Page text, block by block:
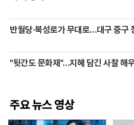
반월당·북성로가 무대로…대구 중구
"뒷간도 문화재"…지혜 담긴 사찰 해
주요 뉴스 영상